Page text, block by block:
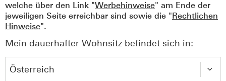
welche über den Link "Werbehinweise" am Ende der
jeweiligen Seite erreichbar sind sowie die "Rechtlichen
Hinweise".
Mein dauerhafter Wohnsitz befindet sich in: